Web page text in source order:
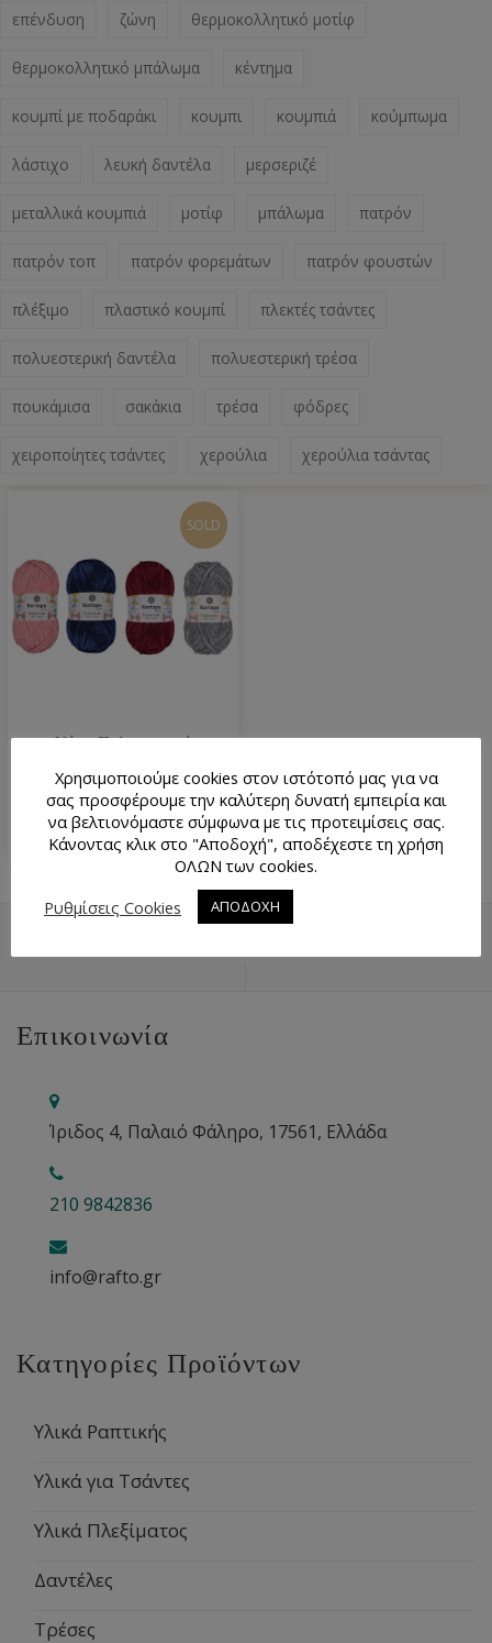
επένδυση ζώνη θερμοκολλητικό μοτίφ
θερμοκολλητικό μπάλωμα κέντημα
κουμπί με ποδαράκι κουμπι κουμπιά κούμπωμα
λάστιχο λευκή δαντέλα μερσεριζέ
μεταλλικά κουμπιά μοτίφ μπάλωμα πατρόν
πατρόν τοπ πατρόν φορεμάτων πατρόν φουστών
πλέξιμο πλαστικό κουμπί πλεκτές τσάντες
πολυεστερική δαντέλα πολυεστερική τρέσα
πουκάμισα σακάκια τρέσα φόδρες
χειροποίητες τσάντες χερούλια χερούλια τσάντας
SOLD
Νήμα Πολυεστερικό
4.00€
Επικοινωνία
Ίριδος 4, Παλαιό Φάληρο, 17561, Ελλάδα
210 9842836
info@rafto.gr
Κατηγορίες Προϊόντων
Υλικά Ραπτικής
Υλικά για Τσάντες
Υλικά Πλεξίματος
Δαντέλες
Τρέσες
Χρησιμοποιούμε cookies στον ιστότοπό μας για να
σας προσφέρουμε την καλύτερη δυνατή εμπειρία και
να βελτιονόμαστε σύμφωνα με τις προτειμίσεις σας.
Κάνοντας κλικ στο "Αποδοχή", αποδέχεστε τη χρήση
ΟΛΩΝ των cookies.
Ρυθμίσεις Cookies
ΑΠΟΔΟΧΗ